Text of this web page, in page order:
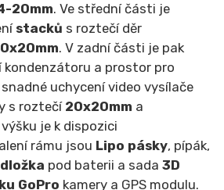
20mm. Ve střední části je
stacků s roztečí děr
. V zadní části je pak
kondenzátoru a prostor pro
snadné uchycení video vysílače
s roztečí 20x20mm a
výšku je k dispozici
rámu jsou Lipo pásky, pípák,
pod baterii a sada 3D
GoPro kamery a GPS modulu.